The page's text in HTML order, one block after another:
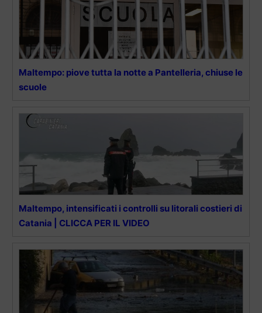
Maltempo: piove tutta la notte a Pantelleria, chiuse le
scuole
Maltempo, intensificati i controlli su litorali costieri di
Catania | CLICCA PER IL VIDEO